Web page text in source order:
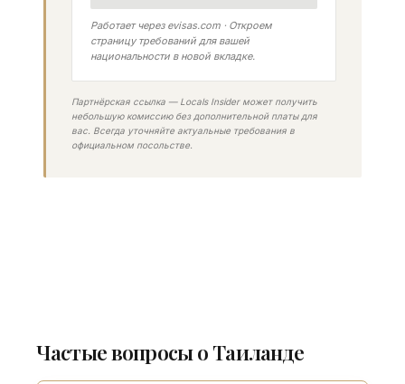
Работает через evisas.com · Откроем
страницу требований для вашей
национальности в новой вкладке.
Партнёрская ссылка — Locals Insider может получить
небольшую комиссию без дополнительной платы для
вас. Всегда уточняйте актуальные требования в
официальном посольстве.
Частые вопросы о Таиланде